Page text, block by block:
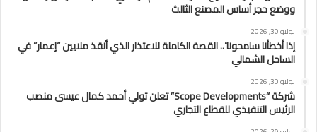
ووضع حجر أساس المصنع الثالث
يوليو 30, 2026
إذا أخطأنا سامحونا”.. القصة الكاملة للاعتذار الذي أنقذ ملايين “إعمار” في
الساحل الشمالي
يوليو 30, 2026
شركة “Scope Developments” تعلن تولي أحمد كمال عيسى منصب
الرئيس التنفيذي للقطاع التجاري